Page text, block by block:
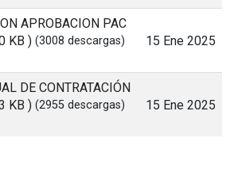
APROBACION PAC
KB ) (3008 descargas) 15 Ene 2025
DE CONTRATACIÓN
KB ) (2955 descargas) 15 Ene 2025